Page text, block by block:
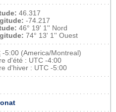
46.317
-74.217
46° 19' 1'' Nord
74° 13' 1'' Ouest
-5:00 (America/Montreal)
d'été : UTC -4:00
d'hiver : UTC -5:00